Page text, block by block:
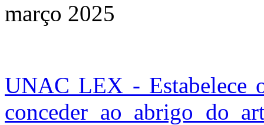
março 2025
UNAC LEX - Estabelece
conceder ao abrigo do